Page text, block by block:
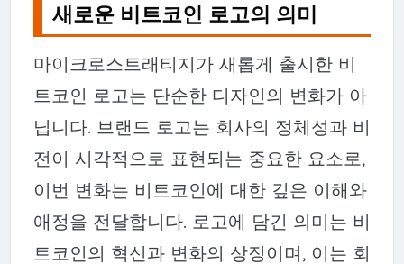
새로운 비트코인 로고의 의미
마이크로스트래티지가 새롭게 출시한 비
트코인 로고는 단순한 디자인의 변화가 아
닙니다. 브랜드 로고는 회사의 정체성과 비
전이 시각적으로 표현되는 중요한 요소로,
이번 변화는 비트코인에 대한 깊은 이해와
애정을 전달합니다. 로고에 담긴 의미는 비
트코인의 혁신과 변화의 상징이며, 이는 회